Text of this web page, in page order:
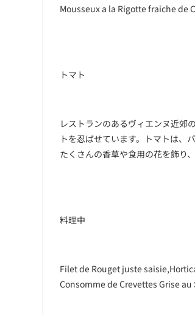
Mousseux a la Rigotte fraiche de
トマト
レストランのあるヴィエンヌ近郊
トを忍ばせています。トマトは、
たくさんの香草や食用の花を飾り
料理中
Filet de Rouget juste
Consomme de Crevettes Grise